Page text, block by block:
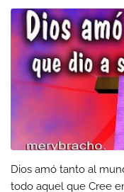
Dios amó tanto al
todo aquel que Cree